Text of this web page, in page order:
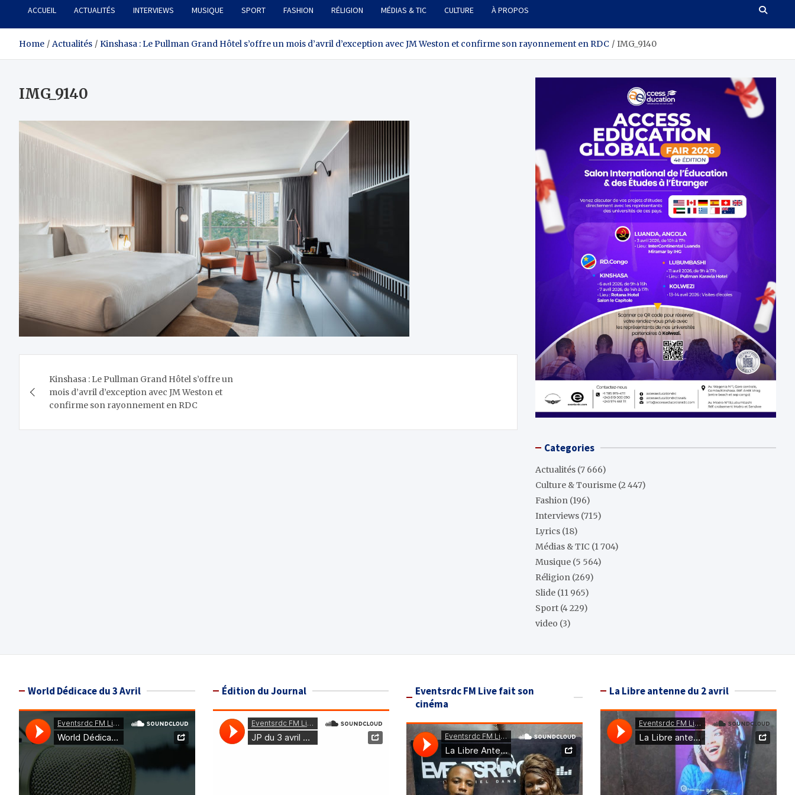
ACCUEIL ACTUALITÉS INTERVIEWS MUSIQUE SPORT FASHION RÉLIGION MÉDIAS & TIC CULTURE À PROPOS
Home Actualités Kinshasa : Le Pullman Grand Hôtel s’offre un mois d’avril d’exception avec JM Weston et confirme son rayonnement en RDC IMG_9140
IMG_9140
de
l’article
Kinshasa : Le Pullman Grand Hôtel s’offre un
mois d’avril d’exception avec JM Weston et
confirme son rayonnement en RDC
Categories
Actualités (7 666)
Culture & Tourisme (2 447)
Fashion (196)
Interviews (715)
Lyrics (18)
Médias & TIC (1 704)
Musique (5 564)
Réligion (269)
Slide (11 965)
Sport (4 229)
video (3)
World Dédicace du 3 Avril Édition du Journal
Eventsrdc FM Live fait son
cinéma
La Libre antenne du 2 avril